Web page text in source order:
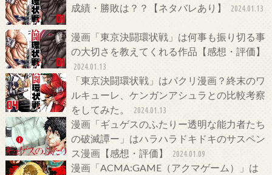
成績・勝敗は？？【ネタバレあり】
2024.01.13
漫画「東京決闘環状戦」は何事も振り切る事
の大切さを教えてくれる作品【感想・評価】
2024.01.13
「東京決闘環状戦」はパクリ漫画？終末のワ
ルキューレ、ケンガンアシュラとの比較考察
をしてみた。
2024.01.13
漫画「ギュゲスのふたりー透明な能力者たち
の破滅譚ー」はハラハラドキドキのサスペン
ス漫画【感想・評価】
2024.01.09
漫画「ACMA:GAME（アクマゲーム）」は